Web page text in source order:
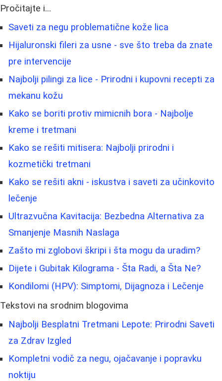
Pročitajte i...
Saveti za negu problematične kože lica
Hijaluronski fileri za usne - sve što treba da znate
pre intervencije
Najbolji pilingi za lice - Prirodni i kupovni recepti za
mekanu kožu
Kako se boriti protiv mimicnih bora - Najbolje
kreme i tretmani
Kako se rešiti mitisera: Najbolji prirodni i
kozmetički tretmani
Kako se rešiti akni - iskustva i saveti za učinkovito
lečenje
Ultrazvučna Kavitacija: Bezbedna Alternativa za
Smanjenje Masnih Naslaga
Zašto mi zglobovi škripi i šta mogu da uradim?
Dijete i Gubitak Kilograma - Šta Radi, a Šta Ne?
Kondilomi (HPV): Simptomi, Dijagnoza i Lečenje
Tekstovi na srodnim blogovima
Najbolji Besplatni Tretmani Lepote: Prirodni Saveti
za Zdrav Izgled
Kompletni vodič za negu, ojačavanje i popravku
noktiju